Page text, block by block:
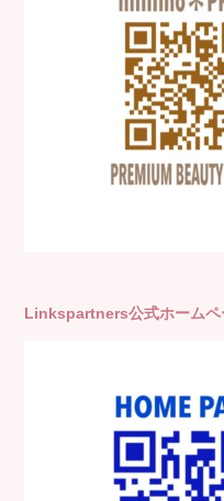
Linkspartners公式ホームペ